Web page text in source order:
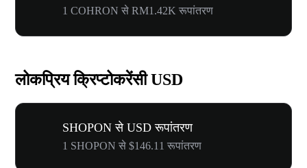
1 COHRON से RM1.42K रूपांतरण
लोकप्रिय क्रिप्टोकरेंसी USD
SHOPON से USD रूपांतरण
1 SHOPON से $146.11 रूपांतरण